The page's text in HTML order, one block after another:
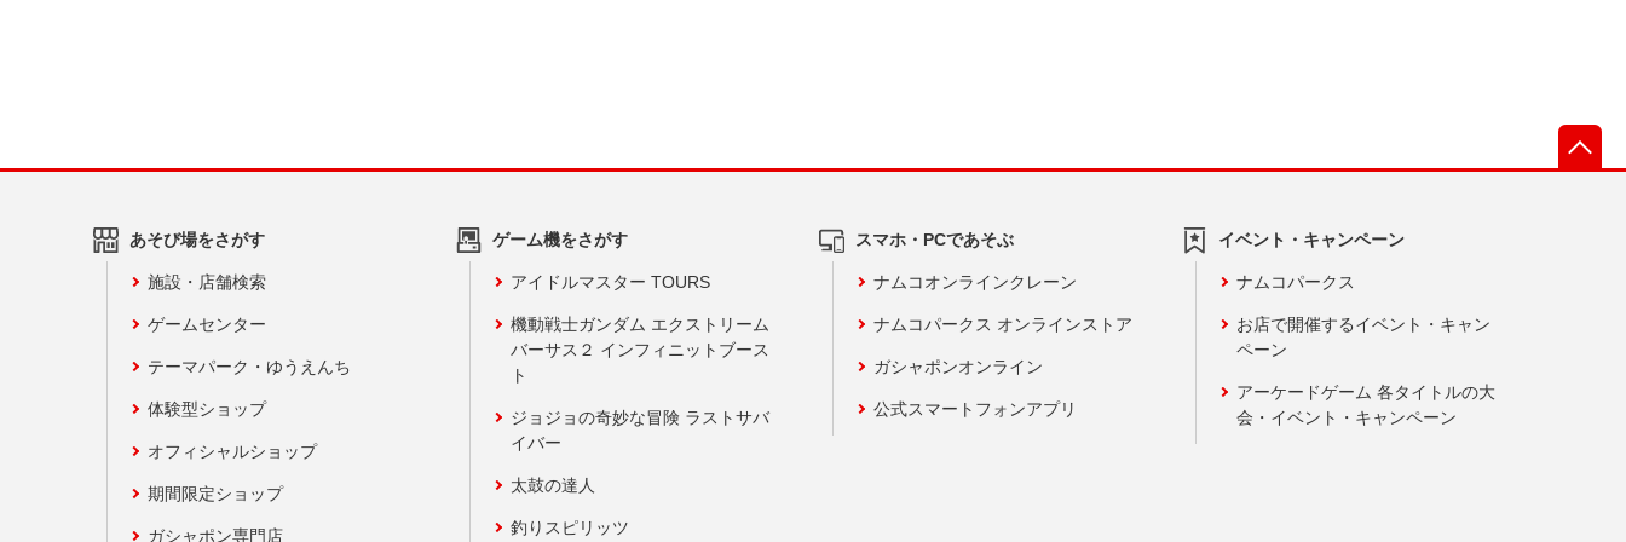
あそび場をさがす
施設・店舗検索
ゲームセンター
テーマパーク・ゆうえんち
体験型ショップ
オフィシャルショップ
期間限定ショップ
ガシャポン専門店
ゲーム機をさがす
アイドルマスター TOURS
機動戦士ガンダム エクストリーム
バーサス２ インフィニットブース
ト
ジョジョの奇妙な冒険 ラストサバ
イバー
太鼓の達人
釣りスピリッツ
スマホ・PCであそぶ
ナムコオンラインクレーン
ナムコパークス オンラインストア
ガシャポンオンライン
公式スマートフォンアプリ
イベント・キャンペーン
ナムコパークス
お店で開催するイベント・キャン
ペーン
アーケードゲーム 各タイトルの大
会・イベント・キャンペーン